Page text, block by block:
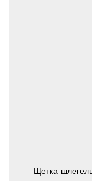
Щетка-